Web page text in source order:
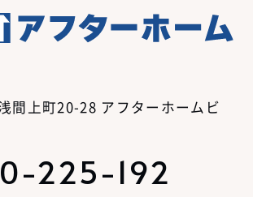
間上町20-28 アフターホームビ
225-192